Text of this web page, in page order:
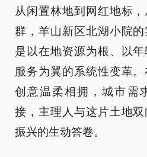
从闲置林地到网红地标
群，羊山新区北湖小院
是以在地资源为根、以
服务为翼的系统性变革
创意温柔相拥，城市需
接，主理人与这片土地
振兴的生动答卷。